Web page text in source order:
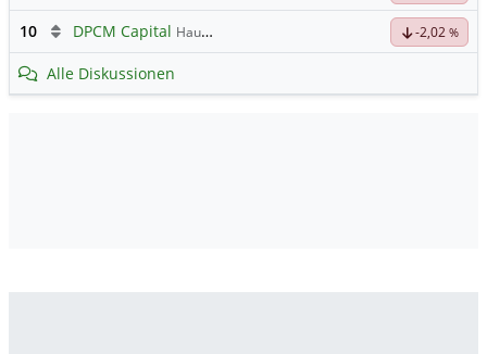
10 DPCM Capital Hauptdiskussion -2,02 %
Alle Diskussionen